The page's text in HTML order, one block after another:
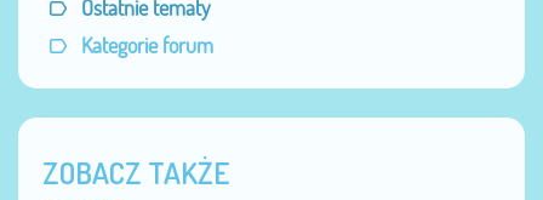
Ostatnie tematy
Kategorie forum
ZOBACZ TAKŻE